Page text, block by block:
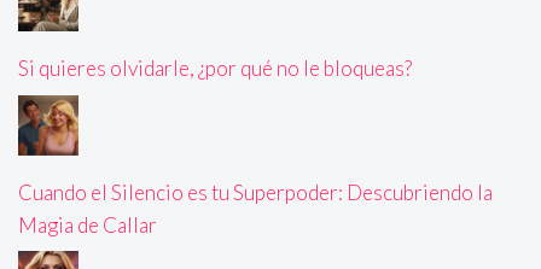
Si quieres olvidarle, ¿por qué no le bloqueas?
Cuando el Silencio es tu Superpoder: Descubriendo la
Magia de Callar